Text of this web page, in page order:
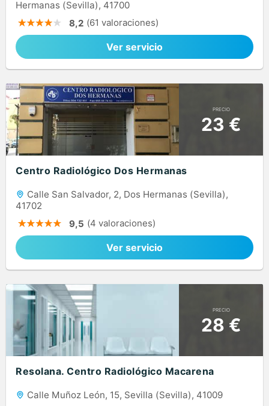
Hermanas (Sevilla), 41700
8,2 (61 valoraciones)
Ver servicio
PRECIO
23 €
Centro Radiológico Dos Hermanas
Calle San Salvador, 2, Dos Hermanas (Sevilla),
41702
9,5 (4 valoraciones)
Ver servicio
PRECIO
28 €
Resolana. Centro Radiológico Macarena
Calle Muñoz León, 15, Sevilla (Sevilla), 41009